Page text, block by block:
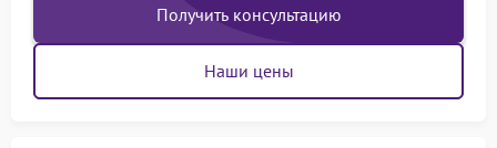
Получить консультацию
Наши цены